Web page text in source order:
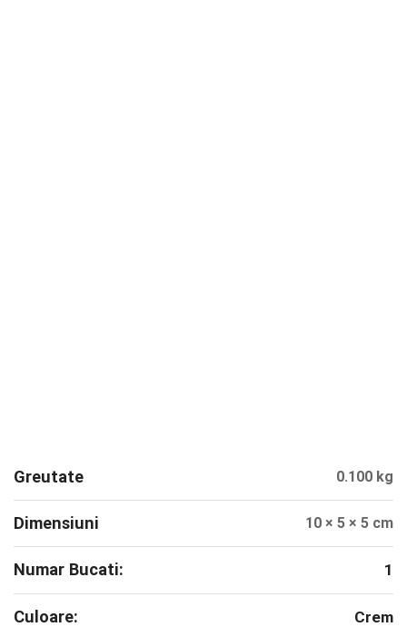
Greutate 0.100 kg
Dimensiuni 10 × 5 × 5 cm
Numar Bucati: 1
Culoare: Crem